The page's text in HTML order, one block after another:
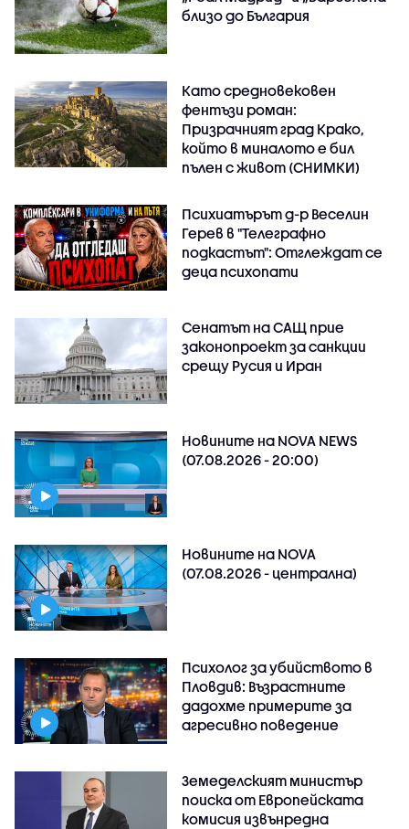
близо до България
Като средновековен
фентъзи роман:
Призрачният град Крако,
който в миналото е бил
пълен с живот (СНИМКИ)
Психиатърът д-р Веселин
Герев в "Телеграфно
подкастът": Отглеждат се
деца психопати
Сенатът на САЩ прие
законопроект за санкции
срещу Русия и Иран
Новините на NOVA NEWS
(07.08.2026 - 20:00)
Новините на NOVA
(07.08.2026 - централна)
Психолог за убийството в
Пловдив: Възрастните
дадохме примерите за
агресивно поведение
Земеделският министър
поиска от Европейската
комисия извънредна